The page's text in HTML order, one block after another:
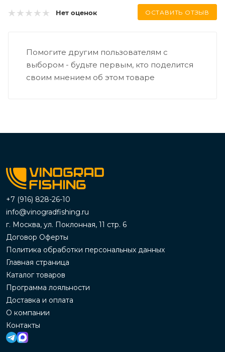
Нет оценок ОСТАВИТЬ ОТЗЫВ
Помогите другим пользователям с
выбором - будьте первым, кто поделится
своим мнением об этом товаре
+7 (916) 828-26-10
info@vinogradfishing.ru
г. Москва, ул. Поклонная, 11 стр. 6
Договор Оферты
Политика обработки персональных данных
Главная страница
Каталог товаров
Программа лояльности
Доставка и оплата
О компании
Контакты